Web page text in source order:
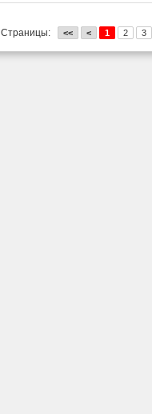
Страницы: << < 1 2 3